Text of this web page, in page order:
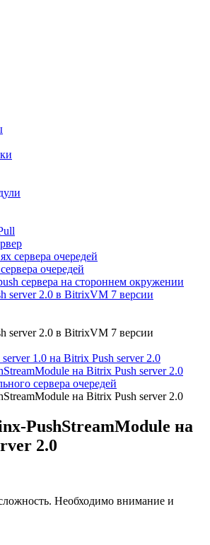
сервера очередей
очередей
сервера на стороннем окружении
server 2.0 в BitrixVM 7 версии
server 2.0 в BitrixVM 7 версии
1.0 на Bitrix Push server 2.0
на Bitrix Push server 2.0
сервера очередей
на Bitrix Push server 2.0
PushStreamModule на
2.0
Необходимо внимание и